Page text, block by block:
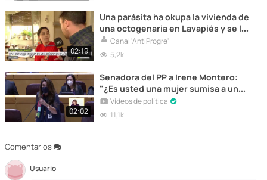
Comentarios
Usuario
02:19
Una parásita ha okupa la vivienda de
una octogenaria en Lavapiés y se la
ha desvalijado por completo.
Canal 'AntiProgre'
5,2k
02:02
Senadora del PP a Irene Montero:
"¿Es usted una mujer sumisa a un
macho alfa? De mujer a mujer"
Vídeos de política
11,1k